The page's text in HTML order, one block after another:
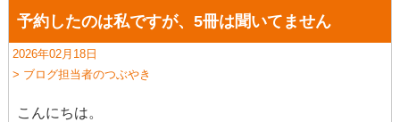
予約したのは私ですが、5冊は聞いてません
2026年02月18日
> ブログ担当者のつぶやき
こんにちは。